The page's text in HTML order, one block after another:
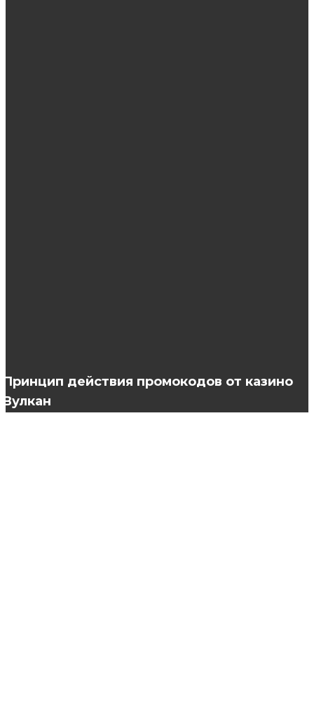
Принцип действия промокодов от казино
Вулкан